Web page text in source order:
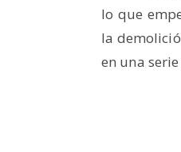
lo que
la
en una